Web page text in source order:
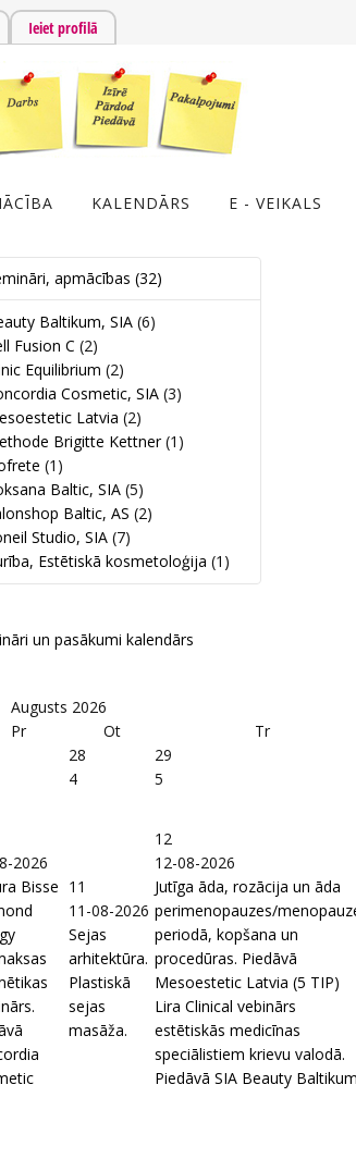
Ieiet profilā
KALENDĀRS E - VEIKALS
apmācības (32)
Baltikum, SIA (6)
Fusion C (2)
Equilibrium (2)
Cosmetic, SIA (3)
Latvia (2)
Brigitte Kettner (1)
(1)
Baltic, SIA (5)
Baltic, AS (2)
Studio, SIA (7)
Estētiskā kosmetoloģija (1)
un pasākumi kalendārs
Augusts 2026
Pr
Ot
Tr
28
29
4 5
2026
Bisse 11
11-08-2026
Sejas
arhitektūra.
Plastiskā
sejas
masāža.
12
12-08-2026
Jutīga āda, rozācija un āda
perimenopauzes/
periodā, kopšana un
procedūras. Piedāvā
Mesoestetic Latvia (5 TIP)
Lira Clinical vebinārs
estētiskās medicīnas
speciālistiem krievu valodā.
Piedāvā SIA Beauty